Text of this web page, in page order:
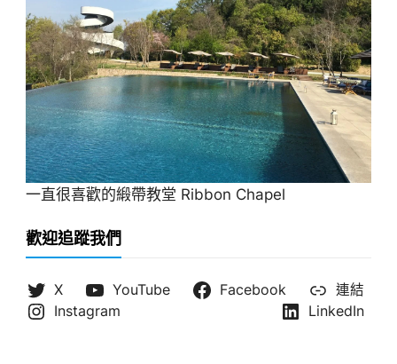
一直很喜歡的緞帶教堂 Ribbon Chapel
歡迎追蹤我們
X YouTube Facebook
連結
Instagram
LinkedIn